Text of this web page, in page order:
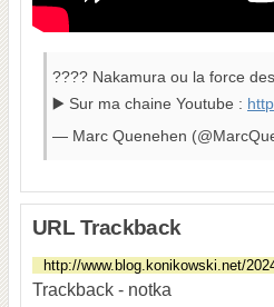
????️ Nakamura ou la force
▶️ Sur ma chaine Youtube :
— Marc Quenehen
URL Trackback
Trackback - notka